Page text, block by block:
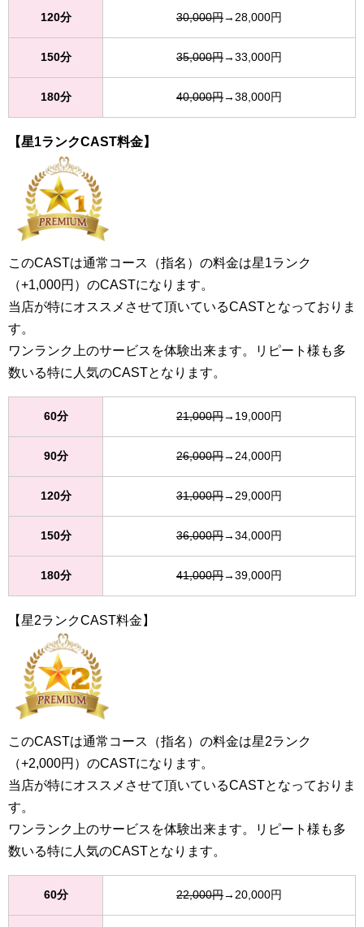
120分 30,000円→28,000円
150分 35,000円→33,000円
180分 40,000円→38,000円
【星1ランクCAST料金】
このCASTは通常コース（指名）の料金は星1ランク
（+1,000円）のCASTになります。
当店が特にオススメさせて頂いているCASTとなっておりま
す。
ワンランク上のサービスを体験出来ます。リピート様も多
数いる特に人気のCASTとなります。
60分 21,000円→19,000円
90分 26,000円→24,000円
120分 31,000円→29,000円
150分 36,000円→34,000円
180分 41,000円→39,000円
【星2ランクCAST料金】
このCASTは通常コース（指名）の料金は星2ランク
（+2,000円）のCASTになります。
当店が特にオススメさせて頂いているCASTとなっておりま
す。
ワンランク上のサービスを体験出来ます。リピート様も多
数いる特に人気のCASTとなります。
60分 22,000円→20,000円